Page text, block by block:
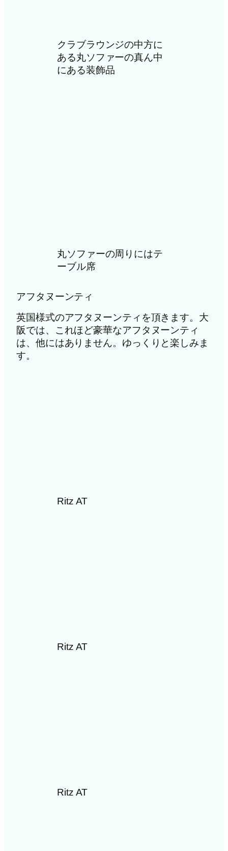
クラブラウンジの中方に
ある丸ソファーの真ん中
にある装飾品
丸ソファーの周りにはテ
ーブル席
アフタヌーンティ
英国様式のアフタヌーンティを頂きます。大
阪では、これほど豪華なアフタヌーンティ
は、他にはありません。ゆっくりと楽しみま
す。
Ritz AT
Ritz AT
Ritz AT